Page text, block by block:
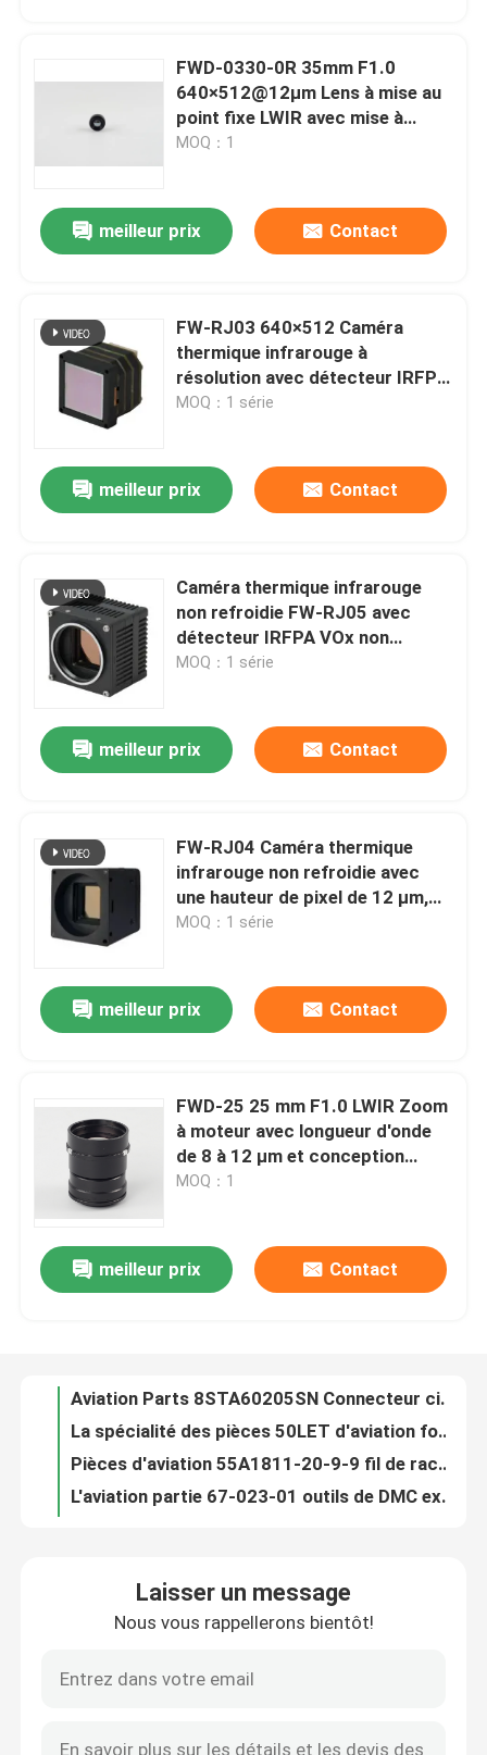
À la maison
Produits
Vidéos
Visite de l'usine
Contrôle de la qualité
Demandez un devis
Pièces d'aviation
FWD-0330-0R 35mm F1.0
640×512@12μm Lens à mise au
point fixe LWIR avec mise à
niveau du germanium en
MOQ：1
meilleur prix Contact
FW-RJ03 640×512 Caméra
thermique infrarouge à
résolution avec détecteur IRFPA
VOx non refroidi et conception
MOQ：1 série
meilleur prix Contact
Caméra thermique infrarouge
non refroidie FW-RJ05 avec
détecteur IRFPA VOx non
refroidi à pas de pixel de 12 µm
MOQ：1 série
meilleur prix Contact
FW-RJ04 Caméra thermique
infrarouge non refroidie avec
une hauteur de pixel de 12 μm,
une résolution de 640 × 512 et
MOQ：1 série
meilleur prix Contact
FWD-25 25 mm F1.0 LWIR Zoom
à moteur avec longueur d'onde
de 8 à 12 μm et conception
athérmalisée en série de
MOQ：1
meilleur prix Contact
Pièces 8STA01098SN MIL Spec Connector Socket circulaire (femelle) d'aviation
L'aviation partie 67-023-01 outils de DMC examinent le poids d'accessoire 0,799999 onces
Aviation Parts 68-020-01 Accessoires de test DMC TOOLS Poids unitaire 0,799999 oz
L'aviation partie 68-023-01 OUTILS de DMC examinent le poids d'accessoire 0,799999 onces
Laisser un message
Nous vous rappellerons bientôt!